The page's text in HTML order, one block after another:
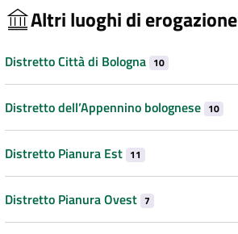
Altri luoghi di erogazione
Distretto Città di Bologna 10
Distretto dell’Appennino bolognese 10
Distretto Pianura Est 11
Distretto Pianura Ovest 7